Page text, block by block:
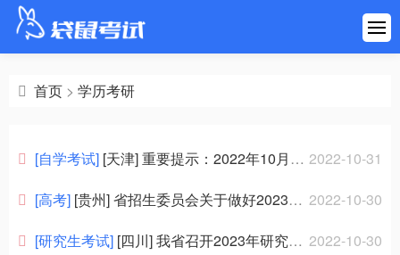
首页
建筑工程
财会金融
职业资格
首页 > 学历考研
2022-10-31
[自学考试] [天津] 重要提示：2022年10月考期天津自考网络助学综合测验即将结束，请相关考生抓紧时间
2022-10-30
[高考] [贵州] 省招生委员会关于做好2023年普通高等学校考试招生报名工作的通知
2022-10-30
[研究生考试] [四川] 我省召开2023年研究生招生考试工作会